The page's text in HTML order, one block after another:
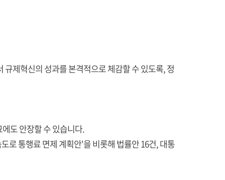
제혁신의 성과를 본격적으로 체감할 수 있도록, 정
도 안장할 수 있습니다.
로 통행료 면제 계획안'을 비롯해 법률안 16건, 대통